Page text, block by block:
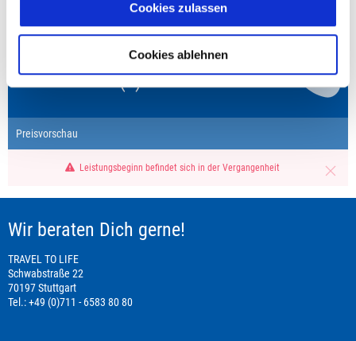
Cookies zulassen
Cookies ablehnen
+49 (0)711 - 6583 80 80
Preisvorschau
Leistungsbeginn befindet sich in der Vergangenheit
Wir beraten Dich gerne!
TRAVEL TO LIFE
Schwabstraße 22
70197 Stuttgart
Tel.: +49 (0)711 - 6583 80 80